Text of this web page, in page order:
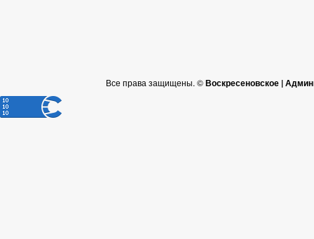
Все права защищены. ©Воскресеновское |